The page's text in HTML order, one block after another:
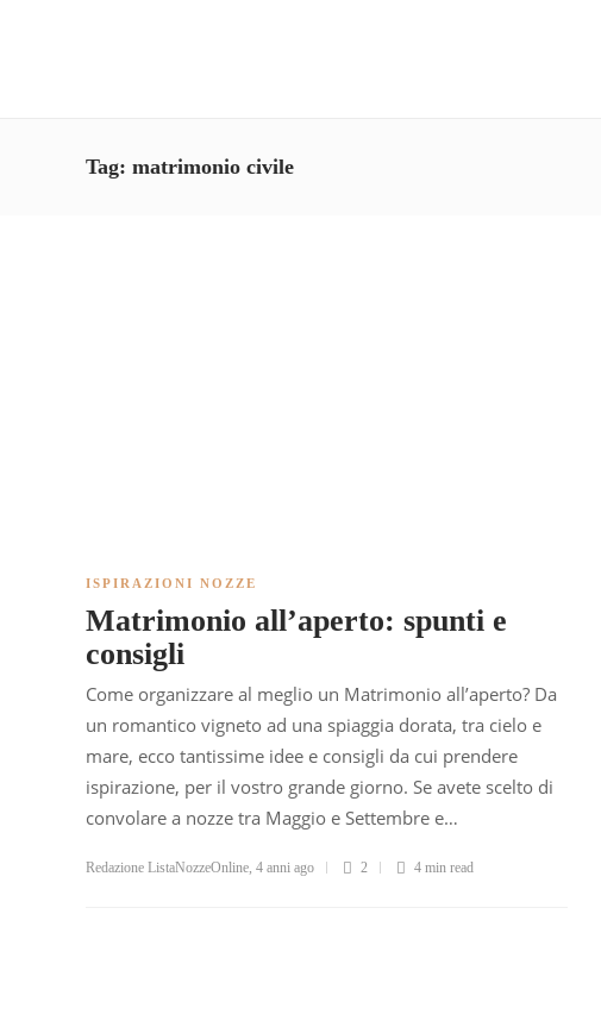
Tag: matrimonio civile
ISPIRAZIONI NOZZE
Matrimonio all’aperto: spunti e
consigli
Come organizzare al meglio un Matrimonio all’aperto? Da
un romantico vigneto ad una spiaggia dorata, tra cielo e
mare, ecco tantissime idee e consigli da cui prendere
ispirazione, per il vostro grande giorno. Se avete scelto di
convolare a nozze tra Maggio e Settembre e…
Redazione ListaNozzeOnline, 4 anni ago 2 4 min read